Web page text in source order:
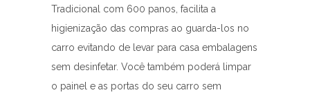
Tradicional com 600 panos, facilita a
higienização das compras ao guarda-los no
carro evitando de levar para casa embalagens
sem desinfetar. Você também poderá limpar
o painel e as portas do seu carro sem